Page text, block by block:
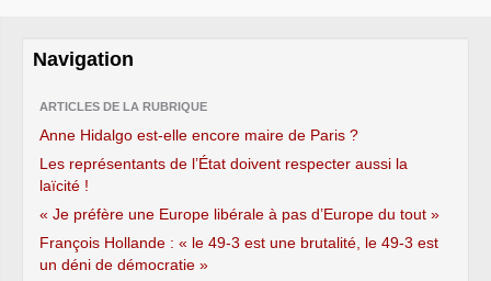
Navigation
ARTICLES DE LA RUBRIQUE
Anne Hidalgo est-elle encore maire de Paris ?
Les représentants de l’État doivent respecter aussi la
laïcité !
« Je préfère une Europe libérale à pas d’Europe du tout »
François Hollande : « le 49-3 est une brutalité, le 49-3 est
un déni de démocratie »